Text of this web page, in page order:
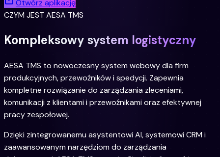
Otwórz aplikację
CZYM JEST AESA TMS
Kompleksowy system logistyczny
AESA TMS to nowoczesny system webowy dla firm
produkcyjnych, przewoźników i spedycji. Zapewnia
kompletne rozwiązanie do zarządzania zleceniami,
komunikacji z klientami i przewoźnikami oraz efektywnej
pracy zespołowej.
Dzięki zintegrowanemu asystentowi AI, systemowi CRM i
zaawansowanym narzędziom do zarządzania